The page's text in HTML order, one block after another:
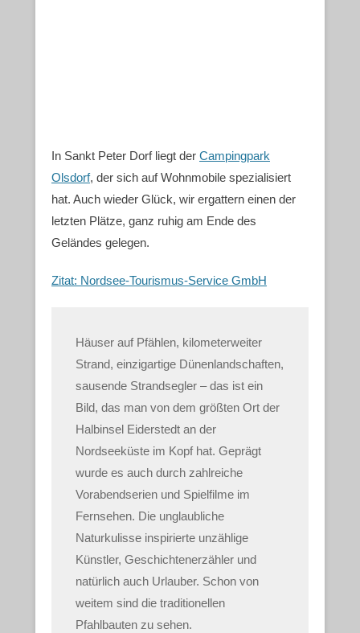
In Sankt Peter Dorf liegt der Campingpark
Olsdorf, der sich auf Wohnmobile spezialisiert
hat. Auch wieder Glück, wir ergattern einen der
letzten Plätze, ganz ruhig am Ende des
Geländes gelegen.
Zitat: Nordsee-Tourismus-Service GmbH
Häuser auf Pfählen, kilometerweiter
Strand, einzigartige Dünenlandschaften,
sausende Strandsegler – das ist ein
Bild, das man von dem größten Ort der
Halbinsel Eiderstedt an der
Nordseeküste im Kopf hat. Geprägt
wurde es auch durch zahlreiche
Vorabendserien und Spielfilme im
Fernsehen. Die unglaubliche
Naturkulisse inspirierte unzählige
Künstler, Geschichtenerzähler und
natürlich auch Urlauber. Schon von
weitem sind die traditionellen
Pfahlbauten zu sehen.